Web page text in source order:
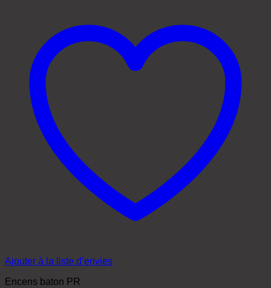
Ajouter à la liste d’envies
Encens baton PR